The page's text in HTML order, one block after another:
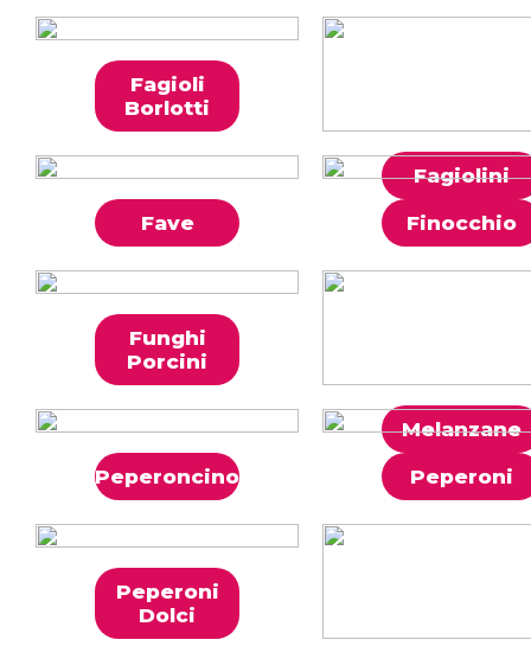
Fagioli
Borlotti
Fagiolini
Fave
Finocchio
Funghi
Porcini
Melanzane
Peperoncino
Peperoni
Peperoni
Dolci